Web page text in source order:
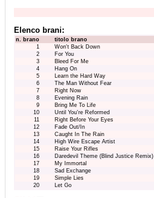
Elenco brani:
n. brano titolo brano
1
Won't Back Down
2
For You
3
Bleed For Me
4
Hang On
5
Learn the Hard Way
6
The Man Without Fear
7
Right Now
8
Evening Rain
9
Bring Me To Life
10
Until You're Reformed
11
Right Before Your Eyes
12
Fade Out/In
13
Caught In The Rain
14
High Wire Escape Artist
15
Raise Your Rifles
16
Daredevil Theme (Blind Justice Remix)
17
My Immortal
18
Sad Exchange
19
Simple Lies
20
Let Go